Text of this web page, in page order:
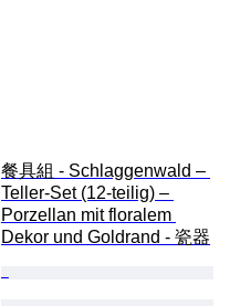
餐具組 - Schlaggenwald –
Teller-Set (12-teilig) –
Porzellan mit floralem
Dekor und Goldrand - 瓷器